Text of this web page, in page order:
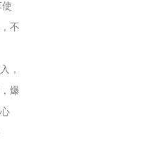
不
，
爆